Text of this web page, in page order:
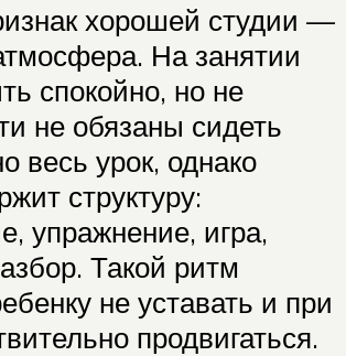
хорошей студии —
На занятии
спокойно, но не
не обязаны сидеть
весь урок, однако
структуру:
упражнение, игра,
Такой ритм
не уставать и при
продвигаться.